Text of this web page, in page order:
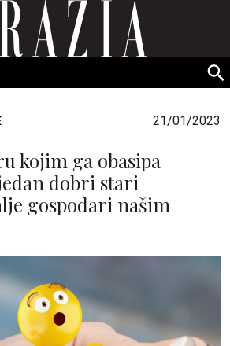
GRAZIA Srbija
21/01/2023
kojim ga obasipa
dobri stari
gospodari našim